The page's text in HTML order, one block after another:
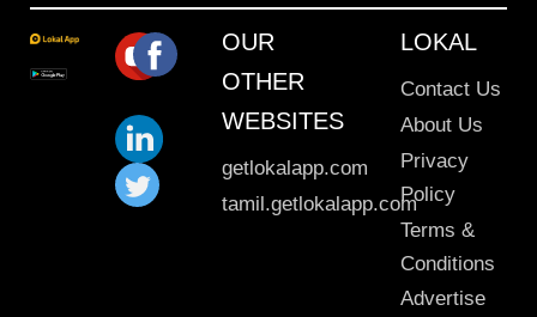
OUR
OTHER
WEBSITES
getlokalapp.com
tamil.getlokalapp.com
LOKAL
Contact Us
About Us
Privacy
Policy
Terms &
Conditions
Advertise